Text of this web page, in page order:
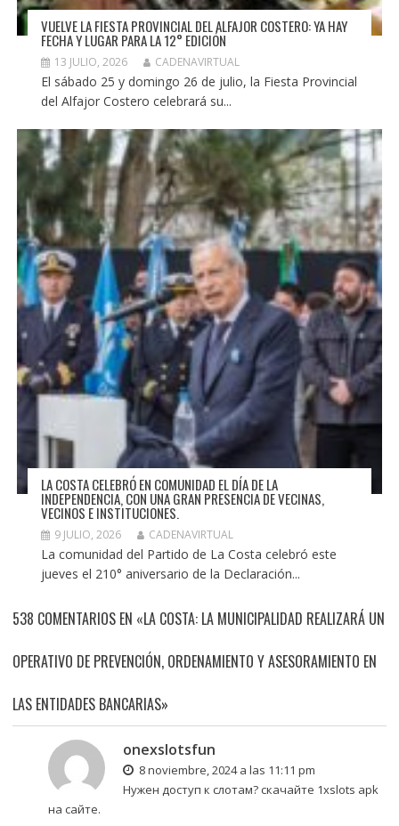
VUELVE LA FIESTA PROVINCIAL DEL ALFAJOR COSTERO: YA HAY
FECHA Y LUGAR PARA LA 12° EDICIÓN
13 JULIO, 2026 CADENAVIRTUAL
El sábado 25 y domingo 26 de julio, la Fiesta Provincial
del Alfajor Costero celebrará su...
LA COSTA CELEBRÓ EN COMUNIDAD EL DÍA DE LA
INDEPENDENCIA, CON UNA GRAN PRESENCIA DE VECINAS,
VECINOS E INSTITUCIONES.
9 JULIO, 2026 CADENAVIRTUAL
La comunidad del Partido de La Costa celebró este
jueves el 210° aniversario de la Declaración...
538 COMENTARIOS EN «LA COSTA: LA MUNICIPALIDAD REALIZARÁ UN
OPERATIVO DE PREVENCIÓN, ORDENAMIENTO Y ASESORAMIENTO EN
LAS ENTIDADES BANCARIAS»
onexslotsfun
8 noviembre, 2024 a las 11:11 pm
Нужен доступ к слотам? скачайте 1xslots apk
на сайте.